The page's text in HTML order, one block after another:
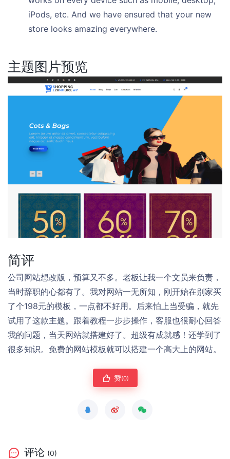
iPods, etc. And we have ensured that your new
store looks amazing everywhere.
主题图片预览
简评
公司网站想改版，预算又不多。老板让我一个文员来负责，
当时辞职的心都有了。我对网站一无所知，刚开始在别家买
了个198元的模板，一点都不好用。后来怕上当受骗，就先
试用了这款主题。跟着教程一步步操作，客服也很耐心回答
我的问题，当天网站就搭建好了。超级有成就感！还学到了
很多知识。免费的网站模板就可以搭建一个高大上的网站。
赞(0)
评论 (0)